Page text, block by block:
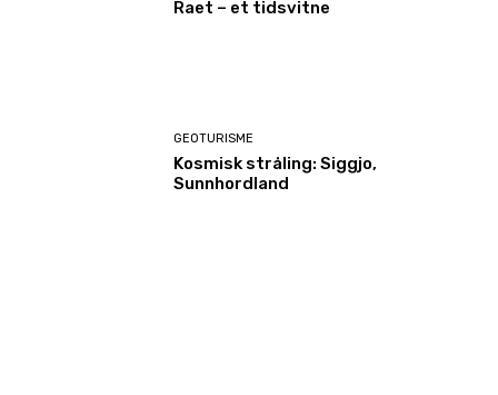
Raet – et tidsvitne
GEOTURISME
Kosmisk stråling: Siggjo,
Sunnhordland